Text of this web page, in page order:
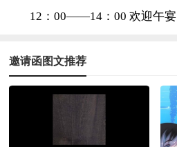
12：00——14：00 欢迎午宴
邀请函图文推荐